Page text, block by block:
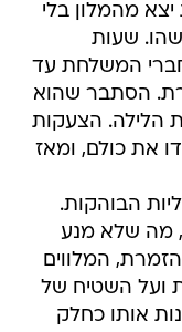
מהמלון בלי
שעות
המשלחת עד
הסתבר שהוא
הלילה. הצעקות
את כולם, ומאז
הבוהקות.
מה שלא מנע
המלווים
ועל השטיח של
אותו כחלק